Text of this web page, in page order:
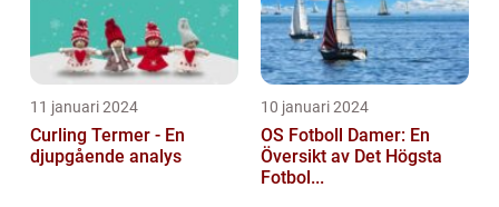
11 januari 2024
Curling Termer - En
djupgående analys
10 januari 2024
OS Fotboll Damer: En
Översikt av Det Högsta
Fotbol...